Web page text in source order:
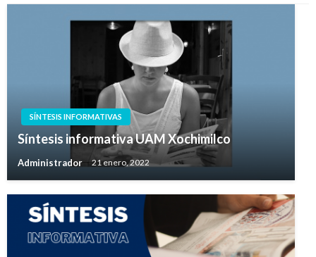
SÍNTESIS INFORMATIVAS
Síntesis informativa UAM Xochimilco
Administrador 21 enero, 2022